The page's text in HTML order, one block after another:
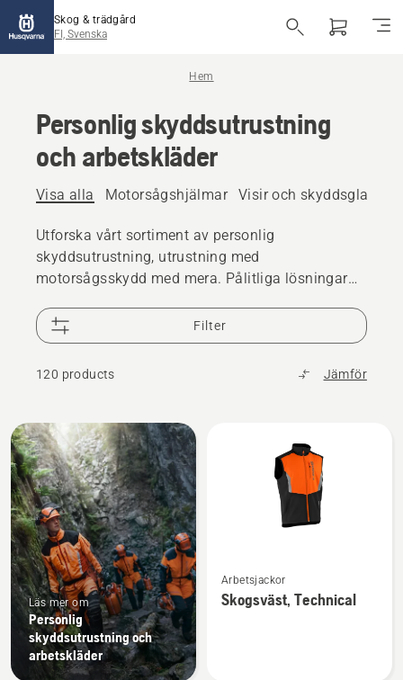
Skog & trädgård
FI, Svenska
Hem
Personlig skyddsutrustning
och arbetskläder
Visa alla Motorsågshjälmar Visir och
Utforska vårt sortiment av personlig
skyddsutrustning, utrustning med
motorsågsskydd med mera. Pålitliga lösningar
utmaningar.
Filter
120 products Jämför
Alla
produkter
Läs mer om
Personlig
skyddsutrustning och
arbetskläder
mer
information
Arbetsjackor
Skogsväst, Technical